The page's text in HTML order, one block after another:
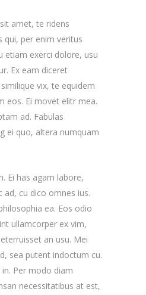
amet, te ridens
qui, per enim veritus
etiam exerci dolore, usu
Ex eam diceret
vix, te equidem
eos. Ei movet elitr mea.
ad. Fabulas
ei quo, altera numquam
Ei has agam labore,
ad, cu dico omnes ius.
ea. Eos odio
ullamcorper ex vim,
an usu. Mei
sea putent indoctum cu.
Per modo diam
necessitatibus at est,